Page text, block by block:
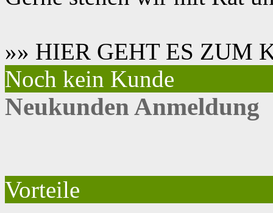
»» HIER GEHT ES ZUM
Noch kein Kunde
Neukunden Anmeldung
Vorteile